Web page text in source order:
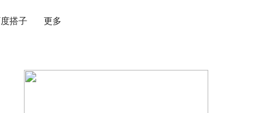
搭子 更多